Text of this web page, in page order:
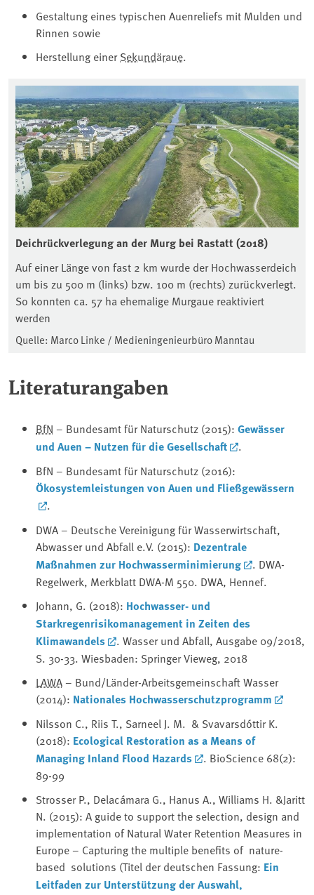
Gestaltung eines typischen Auenreliefs mit Mulden und
Rinnen sowie
Herstellung einerSekundäraue.
Deichrückverlegung an der Murg bei Rastatt (2018)
Auf einer Länge von fast 2 km wurde der Hochwasserdeich
um bis zu 500 m (links) bzw. 100 m (rechts) zurückverlegt.
So konnten ca. 57 ha ehemalige Murgaue reaktiviert
werden
Quelle: Marco Linke / Medieningenieurbüro Manntau
Literaturangaben
BfN – Bundesamt für Naturschutz (2015):Gewässer
und Auen – Nutzen für die Gesellschaft
.
BfN – Bundesamt für Naturschutz (2016):
Ökosystemleistungen von Auen und Fließgewässern
.
DWA – Deutsche Vereinigung für Wasserwirtschaft,
Abwasser und Abfall e.V. (2015): Dezentrale
Maßnahmen zur Hochwasserminimierung
. DWA-
Regelwerk, Merkblatt DWA-M 550. DWA, Hennef.
Johann, G. (2018): Hochwasser- und
Starkregenrisikomanagement in Zeiten des
Klimawandels
. Wasser und Abfall, Ausgabe 09/2018,
S. 30-33. Wiesbaden: Springer Vieweg, 2018
LAWA – Bund/Länder-Arbeitsgemeinschaft Wasser
(2014): Nationales Hochwasserschutzprogramm
Nilsson C., Riis T., Sarneel J. M. & Svavarsdóttir K.
(2018): Ecological Restoration as a Means of
Managing Inland Flood Hazards
. BioScience 68(2):
89-99
Strosser P., Delacámara G., Hanus A., Williams H. &Jaritt
N. (2015): A guide to support the selection, design and
implementation of Natural Water Retention Measures in
Europe – Capturing the multiple benefits of nature-
based solutions (Titel der deutschen Fassung: Ein
Leitfaden zur Unterstützung der Auswahl,